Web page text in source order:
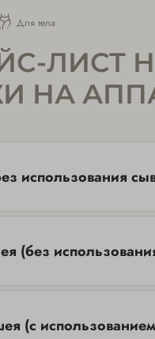
Для тела
ЛИСТ
НА
использования
(без
(с